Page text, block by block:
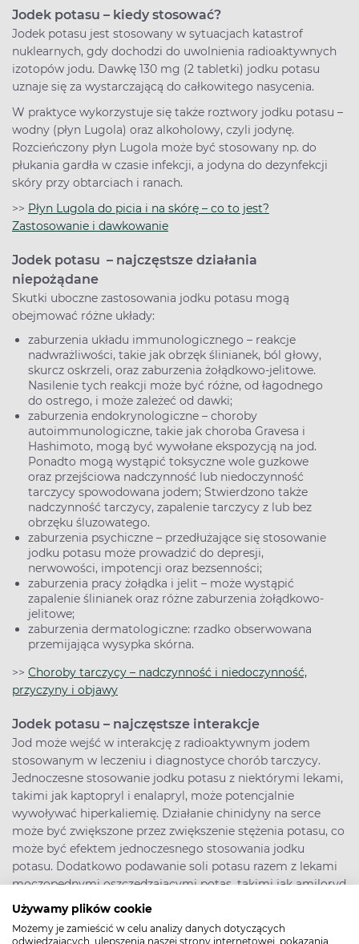
Używamy plików cookie
Możemy je zamieścić w celu analizy danych dotyczących
odwiedzających, ulepszenia naszej strony internetowej, pokazania
Jodek potasu – kiedy stosować?
Jodek potasu jest stosowany w sytuacjach katastrof
nuklearnych, gdy dochodzi do uwolnienia radioaktywnych
izotopów jodu. Dawkę 130 mg (2 tabletki) jodku potasu
uznaje się za wystarczającą do całkowitego nasycenia.
W praktyce wykorzystuje się także roztwory jodku potasu –
wodny (płyn Lugola) oraz alkoholowy, czyli jodynę.
Rozcieńczony płyn Lugola może być stosowany np. do
płukania gardła w czasie infekcji, a jodyna do dezynfekcji
skóry przy obtarciach i ranach.
>> Płyn Lugola do picia i na skórę – co to jest?
Zastosowanie i dawkowanie
Jodek potasu – najczęstsze działania
niepożądane
Skutki uboczne zastosowania jodku potasu mogą
obejmować różne układy:
zaburzenia układu immunologicznego – reakcje
nadwrażliwości, takie jak obrzęk ślinianek, ból głowy,
skurcz oskrzeli, oraz zaburzenia żołądkowo-jelitowe.
Nasilenie tych reakcji może być różne, od łagodnego
do ostrego, i może zależeć od dawki;
zaburzenia endokrynologiczne – choroby
autoimmunologiczne, takie jak choroba Gravesa i
Hashimoto, mogą być wywołane ekspozycją na jod.
Ponadto mogą wystąpić toksyczne wole guzkowe
oraz przejściowa nadczynność lub niedoczynność
tarczycy spowodowana jodem; Stwierdzono także
nadczynność tarczycy, zapalenie tarczycy z lub bez
obrzęku śluzowatego.
zaburzenia psychiczne – przedłużające się stosowanie
jodku potasu może prowadzić do depresji,
nerwowości, impotencji oraz bezsenności;
zaburzenia pracy żołądka i jelit – może wystąpić
zapalenie ślinianek oraz różne zaburzenia żołądkowo-
jelitowe;
zaburzenia dermatologiczne: rzadko obserwowana
przemijająca wysypka skórna.
>> Choroby tarczycy – nadczynność i niedoczynność,
przyczyny i objawy
Jodek potasu – najczęstsze interakcje
Jod może wejść w interakcję z radioaktywnym jodem
stosowanym w leczeniu i diagnostyce chorób tarczycy.
Jednoczesne stosowanie jodku potasu z niektórymi lekami,
takimi jak kaptopryl i enalapryl, może potencjalnie
wywoływać hiperkaliemię. Działanie chinidyny na serce
może być zwiększone przez zwiększenie stężenia potasu, co
może być efektem jednoczesnego stosowania jodku
potasu. Dodatkowo podawanie soli potasu razem z lekami
moczopędnymi oszczędzającymi potas, takimi jak amiloryd
lub triamteren, oraz antagonistami aldosteronu może
prowadzić do wystąpienia hiperkaliemii. W związku z tym
należy zachować ostrożność podczas równoczesnego